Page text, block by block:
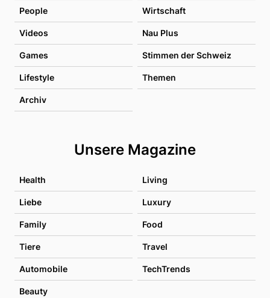
People Wirtschaft
Videos Nau Plus
Games Stimmen der Schweiz
Lifestyle Themen
Archiv
Unsere Magazine
Health Living
Liebe Luxury
Family Food
Tiere Travel
Automobile TechTrends
Beauty